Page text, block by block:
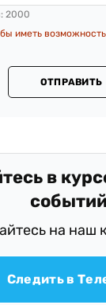
2000
иметь
ОТПРАВИТЬ
в
на наш
Следить в